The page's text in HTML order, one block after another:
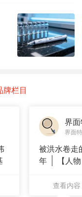
牌栏目
界
界面
被洪水卷走
年
【人
查看内容